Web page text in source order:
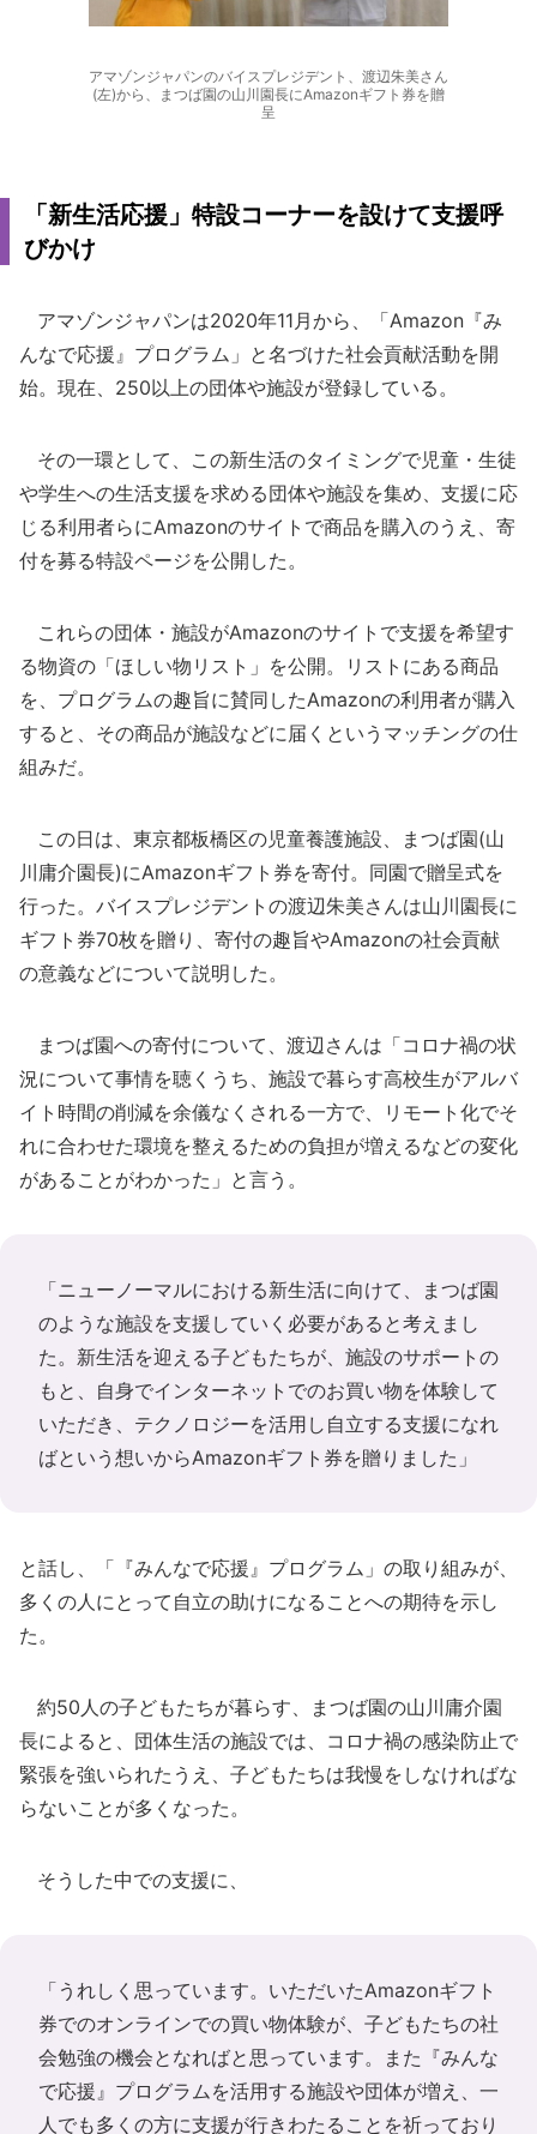
アマゾンジャパンのバイスプレジデント、渡辺朱美さん
(左)から、まつば園の山川園長にAmazonギフト券を贈
呈
「新生活応援」特設コーナーを設けて支援呼
びかけ
アマゾンジャパンは2020年11月から、「Amazon『み
んなで応援』プログラム」と名づけた社会貢献活動を開
始。現在、250以上の団体や施設が登録している。
その一環として、この新生活のタイミングで児童・生徒
や学生への生活支援を求める団体や施設を集め、支援に応
じる利用者らにAmazonのサイトで商品を購入のうえ、寄
付を募る特設ページを公開した。
これらの団体・施設がAmazonのサイトで支援を希望す
る物資の「ほしい物リスト」を公開。リストにある商品
を、プログラムの趣旨に賛同したAmazonの利用者が購入
すると、その商品が施設などに届くというマッチングの仕
組みだ。
この日は、東京都板橋区の児童養護施設、まつば園(山
川庸介園長)にAmazonギフト券を寄付。同園で贈呈式を
行った。バイスプレジデントの渡辺朱美さんは山川園長に
ギフト券70枚を贈り、寄付の趣旨やAmazonの社会貢献
の意義などについて説明した。
まつば園への寄付について、渡辺さんは「コロナ禍の状
況について事情を聴くうち、施設で暮らす高校生がアルバ
イト時間の削減を余儀なくされる一方で、リモート化でそ
れに合わせた環境を整えるための負担が増えるなどの変化
があることがわかった」と言う。
「ニューノーマルにおける新生活に向けて、まつば園
のような施設を支援していく必要があると考えまし
た。新生活を迎える子どもたちが、施設のサポートの
もと、自身でインターネットでのお買い物を体験して
いただき、テクノロジーを活用し自立する支援になれ
ばという想いからAmazonギフト券を贈りました」
と話し、「『みんなで応援』プログラム」の取り組みが、
多くの人にとって自立の助けになることへの期待を示し
た。
約50人の子どもたちが暮らす、まつば園の山川庸介園
長によると、団体生活の施設では、コロナ禍の感染防止で
緊張を強いられたうえ、子どもたちは我慢をしなければな
らないことが多くなった。
そうした中での支援に、
「うれしく思っています。いただいたAmazonギフト
券でのオンラインでの買い物体験が、子どもたちの社
会勉強の機会となればと思っています。また『みんな
で応援』プログラムを活用する施設や団体が増え、一
人でも多くの方に支援が行きわたることを祈っており